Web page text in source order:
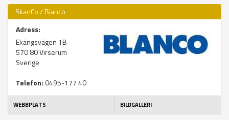
SkanCo / Blanco
Adress:
Ekängsvägen 1B
570 80Virserum
Sverige
Telefon: 0495-177 40
WEBBPLATS BILDGALLERI